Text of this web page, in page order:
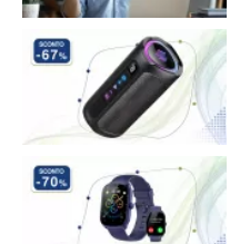
RECENSIONI